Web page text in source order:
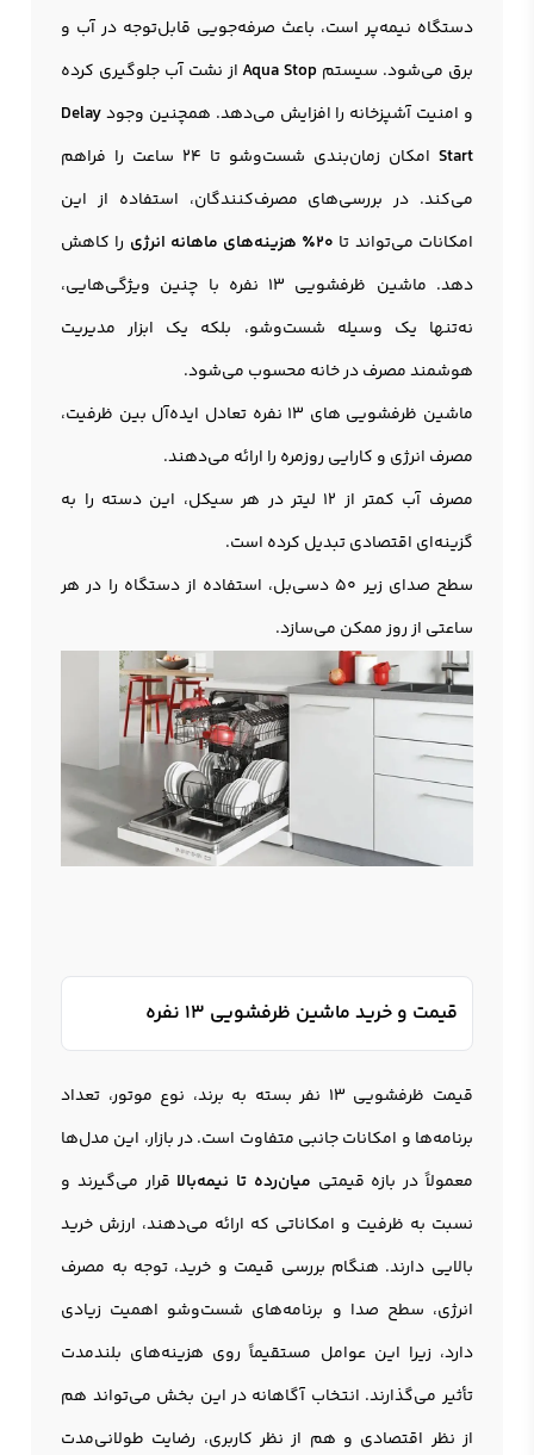
دستگاه نیمه‌پر است، باعث صرفه‌جویی قابل‌توجه در آب و
برق می‌شود. سیستم Aqua Stopاز نشت آب جلوگیری کرده
و امنیت آشپزخانه را افزایش می‌دهد. همچنین وجودDelay
Start
امکان زمان‌بندی شست‌وشو تا 24 ساعت را فراهم
می‌کند. در بررسی‌های مصرف‌کنندگان، استفاده از این
امکانات می‌تواند تا 20٪ هزینه‌های ماهانه انرژی
را کاهش
دهد. ماشین ظرفشویی 13 نفره با چنین ویژگی‌هایی،
نه‌تنها یک وسیله شست‌وشو، بلکه یک ابزار مدیریت
هوشمند مصرف در خانه محسوب می‌شود.
ماشین ظرفشویی های 13 نفره تعادل ایده‌آل بین ظرفیت،
مصرف انرژی و کارایی روزمره را ارائه می‌دهند.
مصرف آب کمتر از 12 لیتر در هر سیکل، این دسته را به
گزینه‌ای اقتصادی تبدیل کرده است.
سطح صدای زیر 50 دسی‌بل، استفاده از دستگاه را در هر
ساعتی از روز ممکن می‌سازد.
قیمت و خرید ماشین ظرفشویی 13 نفره
قیمت ظرفشویی 13 نفر بسته به برند، نوع موتور، تعداد
برنامه‌ها و امکانات جانبی متفاوت است. در بازار، این مدل‌ها
معمولاً در بازه قیمتی میان‌رده تا نیمه‌بالا قرار می‌گیرند و
نسبت به ظرفیت و امکاناتی که ارائه می‌دهند، ارزش خرید
بالایی دارند. هنگام بررسی قیمت و خرید، توجه به مصرف
انرژی، سطح صدا و برنامه‌های شست‌وشو اهمیت زیادی
دارد، زیرا این عوامل مستقیماً روی هزینه‌های بلندمدت
تأثیر می‌گذارند. انتخاب آگاهانه در این بخش می‌تواند هم
از نظر اقتصادی و هم از نظر کاربری، رضایت طولانی‌مدت